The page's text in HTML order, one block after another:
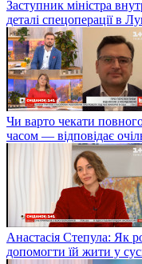
Заступник міністра
деталі спецоперації в
Чи варто чекати
часом — відповідає
Анастасія Степула: Як
допомогти їй жити у